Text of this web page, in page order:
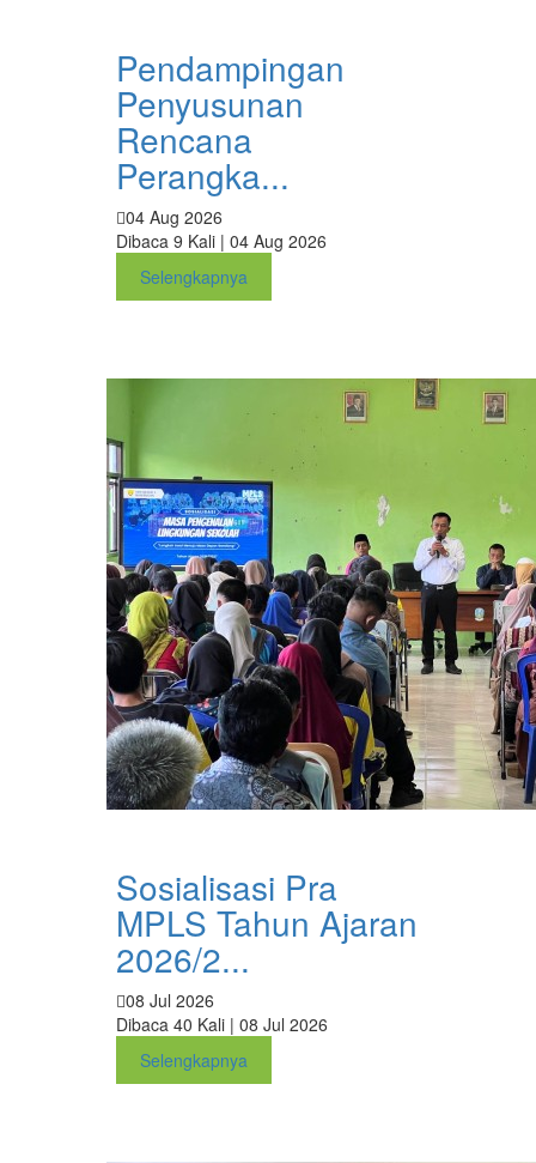
Pendampingan
Penyusunan
Rencana
Perangka...
04 Aug 2026
Dibaca 9 Kali | 04 Aug 2026
Selengkapnya
Sosialisasi Pra
MPLS Tahun Ajaran
2026/2...
08 Jul 2026
Dibaca 40 Kali | 08 Jul 2026
Selengkapnya